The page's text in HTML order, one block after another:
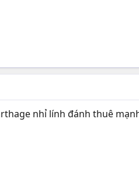
nhỉ lính đánh thuê